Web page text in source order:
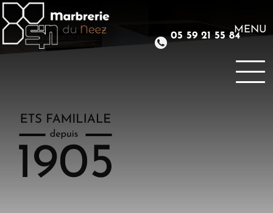
Aller
au
contenu
principal
MENU
05 59 21 55 84